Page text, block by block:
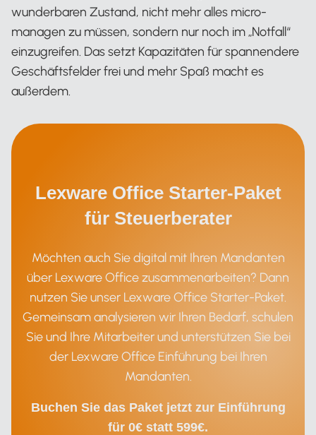
wunderbaren Zustand, nicht mehr alles micro-
managen zu müssen, sondern nur noch im „Notfall“
einzugreifen. Das setzt Kapazitäten für spannendere
Geschäftsfelder frei und mehr Spaß macht es
außerdem.
Lexware Office Starter-Paket
für Steuerberater
Möchten auch Sie digital mit Ihren Mandanten
über Lexware Office zusammenarbeiten? Dann
nutzen Sie unser Lexware Office Starter-Paket.
Gemeinsam analysieren wir Ihren Bedarf, schulen
Sie und Ihre Mitarbeiter und unterstützen Sie bei
der Lexware Office Einführung bei Ihren
Mandanten.
Buchen Sie das Paket jetzt zur Einführung
für 0€ statt 599€.